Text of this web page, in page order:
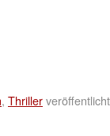
, Thriller